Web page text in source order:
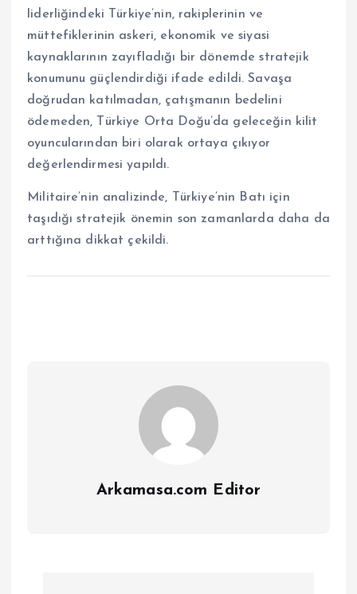
liderliğindeki Türkiye’nin, rakiplerinin ve
müttefiklerinin askeri, ekonomik ve siyasi
kaynaklarının zayıfladığı bir dönemde stratejik
konumunu güçlendirdiği ifade edildi. Savaşa
doğrudan katılmadan, çatışmanın bedelini
ödemeden, Türkiye Orta Doğu’da geleceğin kilit
oyuncularından biri olarak ortaya çıkıyor
değerlendirmesi yapıldı.
Militaire’nin analizinde, Türkiye’nin Batı için
taşıdığı stratejik önemin son zamanlarda daha da
arttığına dikkat çekildi.
Arkamasa.com Editor